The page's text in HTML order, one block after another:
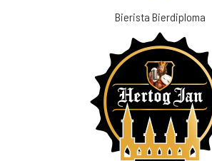
Bierista Bierdiploma